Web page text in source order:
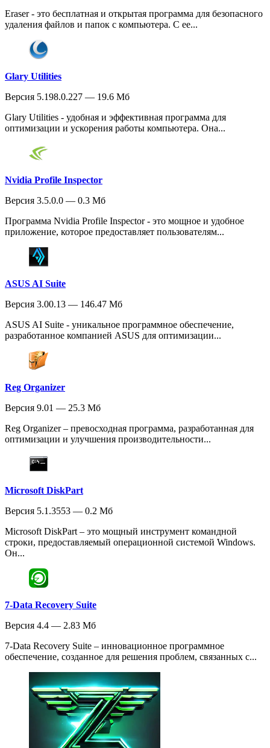
Eraser - это бесплатная и открытая программа для безопасного
удаления файлов и папок с компьютера. С ее...
Glary Utilities
Версия 5.198.0.227 — 19.6 Мб
Glary Utilities - удобная и эффективная программа для
оптимизации и ускорения работы компьютера. Она...
Nvidia Profile Inspector
Версия 3.5.0.0 — 0.3 Мб
Программа Nvidia Profile Inspector - это мощное и удобное
приложение, которое предоставляет пользователям...
ASUS AI Suite
Версия 3.00.13 — 146.47 Мб
ASUS AI Suite - уникальное программное обеспечение,
разработанное компанией ASUS для оптимизации...
Reg Organizer
Версия 9.01 — 25.3 Мб
Reg Organizer – превосходная программа, разработанная для
оптимизации и улучшения производительности...
Microsoft DiskPart
Версия 5.1.3553 — 0.2 Мб
Microsoft DiskPart – это мощный инструмент командной
строки, предоставляемый операционной системой Windows.
Он...
7-Data Recovery Suite
Версия 4.4 — 2.83 Мб
7-Data Recovery Suite – инновационное программное
обеспечение, созданное для решения проблем, связанных с...